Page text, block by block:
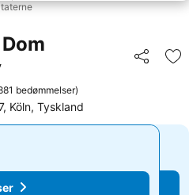
Del
bedømmelser)
Köln, Tyskland